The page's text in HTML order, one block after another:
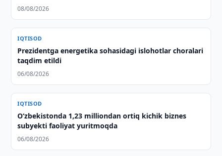
08/08/2026
IQTISOD
Prezidentga energetika sohasidagi islohotlar choralari
taqdim etildi
06/08/2026
IQTISOD
O‘zbekistonda 1,23 milliondan ortiq kichik biznes
subyekti faoliyat yuritmoqda
06/08/2026